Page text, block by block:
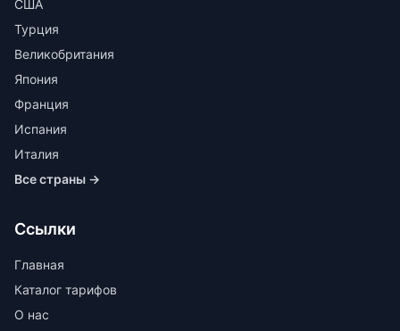
США
Турция
Великобритания
Япония
Франция
Испания
Италия
Все страны →
Ссылки
Главная
Каталог тарифов
О нас